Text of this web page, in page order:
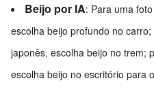
Beijo por IA: Para uma
escolha beijo profundo no
japonês, escolha beijo no trem;
escolha beijo no escritório para